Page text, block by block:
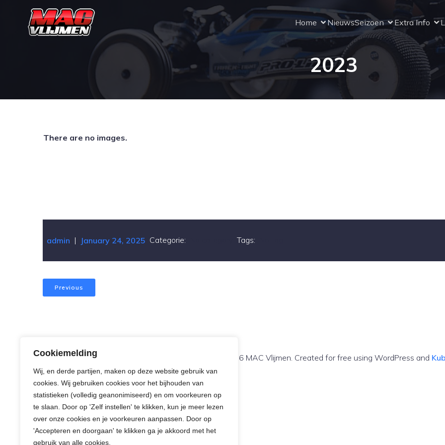
Cookiemelding
Wij, en derde partijen, maken op deze website gebruik van
cookies. Wij gebruiken cookies voor het bijhouden van
statistieken (volledig geanonimiseerd) en om voorkeuren op
te slaan. Door op 'Zelf instellen' te klikken, kun je meer lezen
over onze cookies en je voorkeuren aanpassen. Door op
'Accepteren en doorgaan' te klikken ga je akkoord met het
gebruik van alle cookies.
Home NieuwsSeizoen Extra Info
2023
There are no images.
admin | January 24, 2025 Categorie: Tags:
Previous
© 2026 MAC Vlijmen. Created for free using WordPress and